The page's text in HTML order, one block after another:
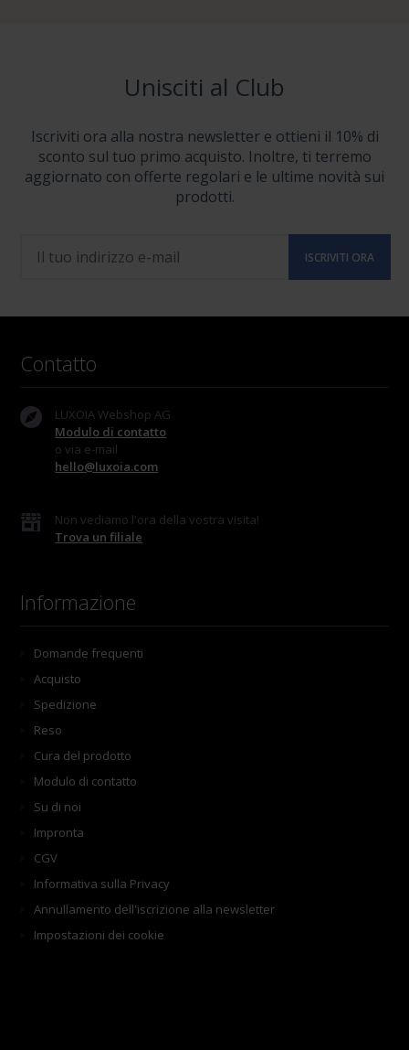
Unisciti al Club
Iscriviti ora alla nostra newsletter e ottieni il 10% di
sconto sul tuo primo acquisto. Inoltre, ti terremo
aggiornato con offerte regolari e le ultime novità sui
prodotti.
Contatto
LUXOIA Webshop AG
Modulo di contatto
o via e-mail
hello@luxoia.com
Non vediamo l'ora della vostra visita!
Trova un filiale
Informazione
Domande frequenti
Acquisto
Spedizione
Reso
Cura del prodotto
Modulo di contatto
Su di noi
Impronta
CGV
Informativa sulla Privacy
Annullamento dell'iscrizione alla newsletter
Impostazioni dei cookie